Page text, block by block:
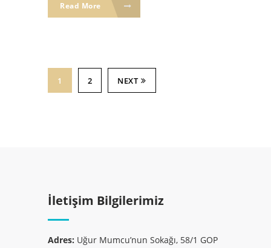
Read More
1 2 NEXT
İletişim Bilgilerimiz
Adres: Uğur Mumcu’nun Sokağı, 58/1 GOP